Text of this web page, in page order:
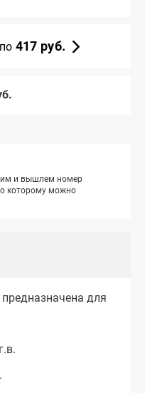
417 руб.
и вышлем номер
которому можно
для